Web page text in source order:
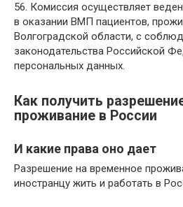
56. Комиссия осуществляет
в оказании ВМП пациентов,
Волгоградской области, с
законодательства Российской
персональных данных.
Как получить
проживание в России
И какие права оно дает
Разрешение на временное
иностранцу жить и работать в